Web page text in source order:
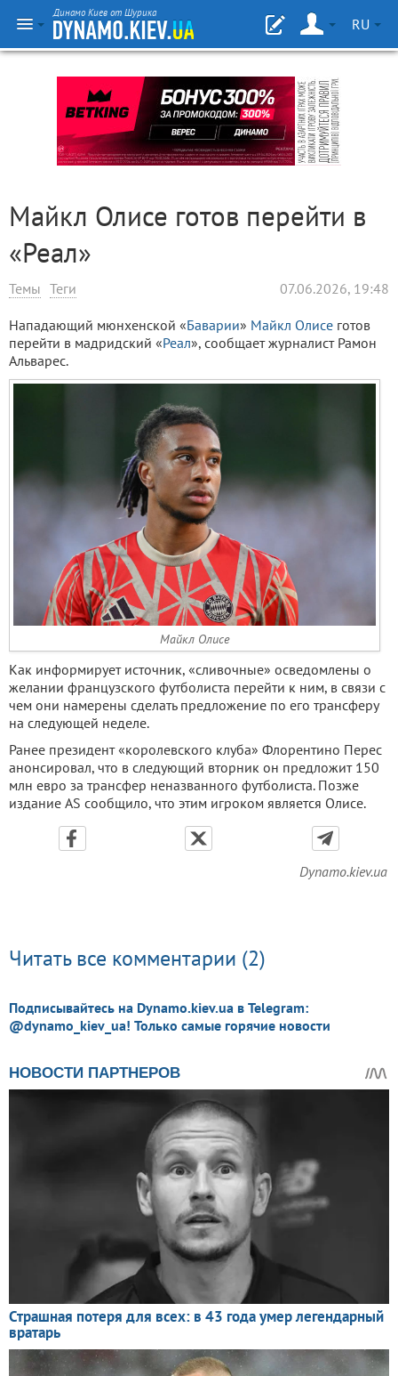
Динамо Киев от Шурика
RU
Майкл Олисе готов перейти в
«Реал»
Темы Теги 07.06.2026, 19:48
Нападающий мюнхенской «Баварии» Майкл Олисе готов
перейти в мадридский «Реал», сообщает журналист Рамон
Альварес.
Майкл Олисе
Как информирует источник, «сливочные» осведомлены о
желании французского футболиста перейти к ним, в связи с
чем они намерены сделать предложение по его трансферу
на следующей неделе.
Ранее президент «королевского клуба» Флорентино Перес
анонсировал, что в следующий вторник он предложит 150
млн евро за трансфер неназванного футболиста. Позже
издание AS сообщило, что этим игроком является Олисе.
Dynamo.kiev.ua
Читать все комментарии (2)
Подписывайтесь на Dynamo.kiev.ua в Telegram:
@dynamo_kiev_ua! Только самые горячие новости